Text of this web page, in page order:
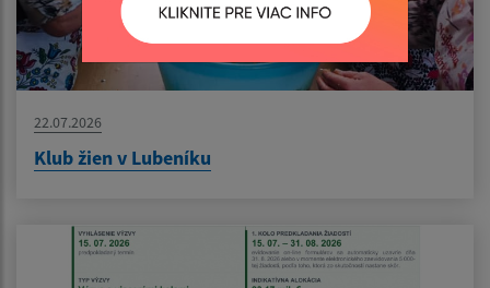
22.07.2026
Klub žien v Lubeníku